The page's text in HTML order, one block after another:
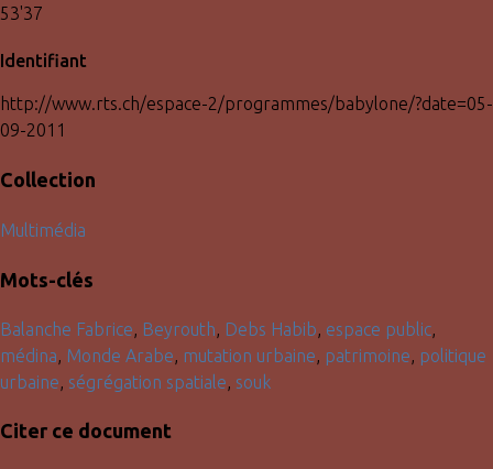
53'37
Identifiant
http://www.rts.ch/espace-2/programmes/babylone/?date=05-
09-2011
Collection
Multimédia
Mots-clés
Balanche Fabrice Beyrouth Debs Habib espace public
médina
Monde Arabe mutation urbaine patrimoine
politique
urbaine ségrégation spatiale souk
Citer ce document